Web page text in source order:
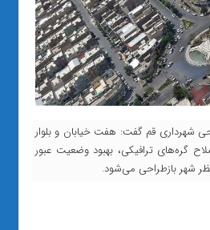
شهرداری قم گفت: هفت خیابان و بلوار
گره‌های ترافیکی، بهبود وضعیت عبور
شهر بازطراحی می‌شود.